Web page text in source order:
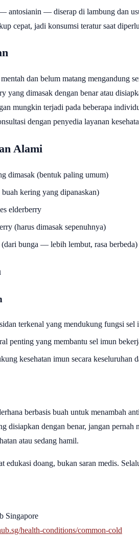
antosianin — diserap di lambung dan
cepat, jadi konsumsi teratur saat
dan belum matang mengandung
yang dimasak dengan benar atau
mungkin terjadi pada beberapa
dengan penyedia layanan
Alami
dimasak (bentuk paling umum)
kering yang dipanaskan)
elderberry
(harus dimasak sepenuhnya)
bunga — lebih lembut, rasa berbeda)
terkenal yang mendukung fungsi sel
penting yang membantu sel imun
kesehatan imun secara keseluruhan
berbasis buah untuk menambah
disiapkan dengan benar, jangan
atau sedang hamil.
edukasi doang, bukan saran medis.
Singapore
health-conditions/common-cold